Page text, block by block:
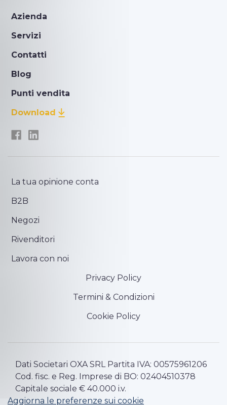
Azienda
Servizi
Contatti
Blog
Punti vendita
Download
La tua opinione conta
B2B
Negozi
Rivenditori
Lavora con noi
Privacy Policy
Termini & Condizioni
Cookie Policy
Dati Societari OXA SRL Partita IVA: 00575961206
Cod. fisc. e Reg. Imprese di BO: 02404510378
Capitale sociale € 40.000 i.v.
Aggiorna le preferenze sui cookie